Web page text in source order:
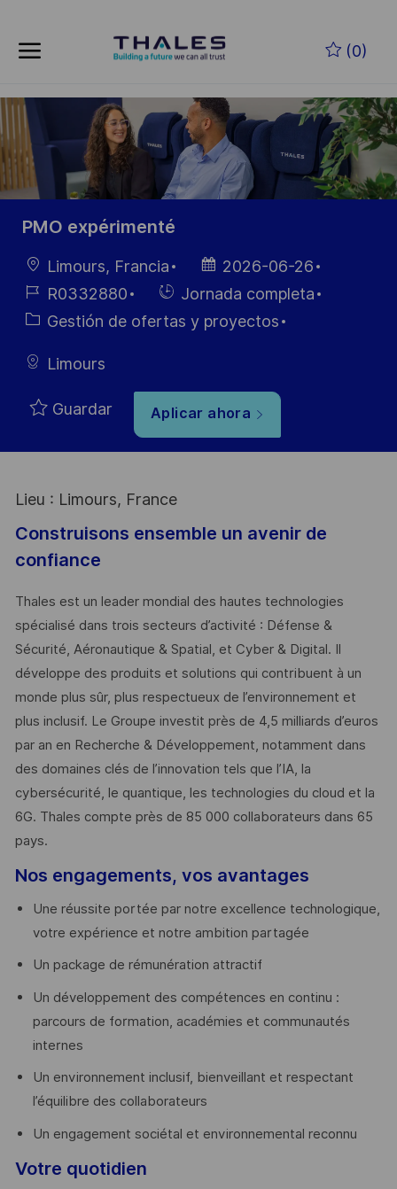
(0)
-
PMO expérimenté
Ubicación
Limours, Francia
Fecha de
publicación
2026-06-26
ID de
empleo
R0332880
Hiring
Type
Jornada completa
Categoría
Gestión de ofertas y proyectos
Limours
Guardar Aplicar ahora
Lieu : Limours, France
Construisons ensemble un avenir de
confiance
Thales est un leader mondial des hautes technologies
spécialisé dans trois secteurs d’activité : Défense &
Sécurité, Aéronautique & Spatial, et Cyber & Digital. Il
développe des produits et solutions qui contribuent à un
monde plus sûr, plus respectueux de l’environnement et
plus inclusif. Le Groupe investit près de 4,5 milliards d’euros
par an en Recherche & Développement, notamment dans
des domaines clés de l’innovation tels que l’IA, la
cybersécurité, le quantique, les technologies du cloud et la
6G. Thales compte près de 85 000 collaborateurs dans 65
pays. ​
Nos engagements, vos avantages
Une réussite portée par notre excellence technologique,
votre expérience et notre ambition partagée
Un package de rémunération attractif
Un développement des compétences en continu :
parcours de formation, académies et communautés
internes
Un environnement inclusif, bienveillant et respectant
l’équilibre des collaborateurs
Un engagement sociétal et environnemental reconnu
Votre quotidien